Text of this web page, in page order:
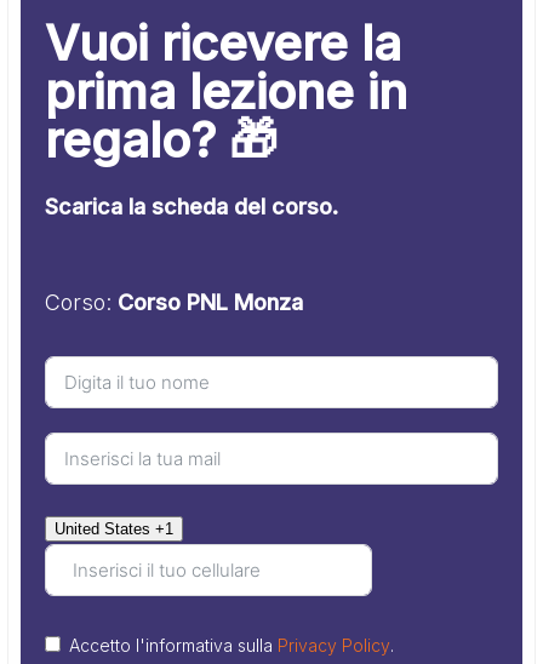
Vuoi ricevere la
prima lezione in
regalo? 🎁
Scarica la scheda del corso.
Corso: Corso PNL Monza
United States +1
Accetto l'informativa sulla Privacy Policy.